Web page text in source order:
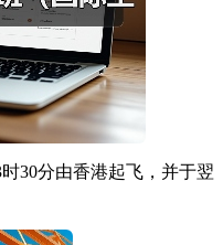
分由香港起飞，并于翌